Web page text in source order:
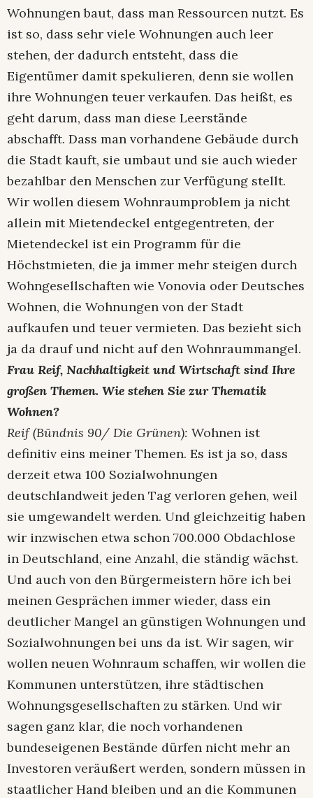
Wohnungen baut, dass man Ressourcen nutzt. Es
ist so, dass sehr viele Wohnungen auch leer
stehen, der dadurch entsteht, dass die
Eigentümer damit spekulieren, denn sie wollen
ihre Wohnungen teuer verkaufen. Das heißt, es
geht darum, dass man diese Leerstände
abschafft. Dass man vorhandene Gebäude durch
die Stadt kauft, sie umbaut und sie auch wieder
bezahlbar den Menschen zur Verfügung stellt.
Wir wollen diesem Wohnraumproblem ja nicht
allein mit Mietendeckel entgegentreten, der
Mietendeckel ist ein Programm für die
Höchstmieten, die ja immer mehr steigen durch
Wohngesellschaften wie Vonovia oder Deutsches
Wohnen, die Wohnungen von der Stadt
aufkaufen und teuer vermieten. Das bezieht sich
ja da drauf und nicht auf den Wohnraummangel.
Frau Reif, Nachhaltigkeit und Wirtschaft sind Ihre
großen Themen. Wie stehen Sie zur Thematik
Wohnen?
Reif (Bündnis 90/ Die Grünen): Wohnen ist
definitiv eins meiner Themen. Es ist ja so, dass
derzeit etwa 100 Sozialwohnungen
deutschlandweit jeden Tag verloren gehen, weil
sie umgewandelt werden. Und gleichzeitig haben
wir inzwischen etwa schon 700.000 Obdachlose
in Deutschland, eine Anzahl, die ständig wächst.
Und auch von den Bürgermeistern höre ich bei
meinen Gesprächen immer wieder, dass ein
deutlicher Mangel an günstigen Wohnungen und
Sozialwohnungen bei uns da ist. Wir sagen, wir
wollen neuen Wohnraum schaffen, wir wollen die
Kommunen unterstützen, ihre städtischen
Wohnungsgesellschaften zu stärken. Und wir
sagen ganz klar, die noch vorhandenen
bundeseigenen Bestände dürfen nicht mehr an
Investoren veräußert werden, sondern müssen in
staatlicher Hand bleiben und an die Kommunen